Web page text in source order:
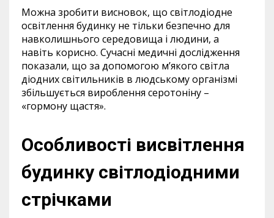
Можна зробити висновок, що світлодіодне
освітлення будинку не тільки безпечно для
навколишнього середовища і людини, а
навіть корисно. Сучасні медичні дослідження
показали, що за допомогою м’якого світла
діодних світильників в людському організмі
збільшується вироблення серотоніну –
«гормону щастя».
Особливості висвітлення
будинку світлодіодними
стрічками